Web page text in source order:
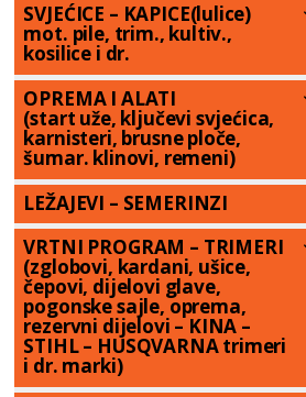
SVJEĆICE – KAPICE(lulice)
mot. pile, trim., kultiv.,
kosilice i dr.
OPREMA I ALATI
(start uže, ključevi svjećica,
karnisteri, brusne ploče,
šumar. klinovi, remeni)
LEŽAJEVI – SEMERINZI
VRTNI PROGRAM – TRIMERI
(zglobovi, kardani, ušice,
čepovi, dijelovi glave,
pogonske sajle, oprema,
rezervni dijelovi – KINA –
STIHL – HUSQVARNA trimeri
i dr. marki)